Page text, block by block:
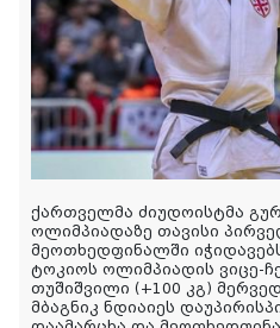
ქართველმა ძიუდოისტმა
ოლიმპიადაზე თავისი
მეოთხედფინალში
ტოკიოს ოლიმპიადის ვიცე-
თუშიშვილი (+100 კგ)
მბაგნიკ ნდიაიეს